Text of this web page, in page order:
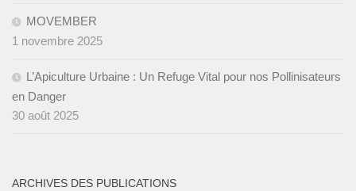
MOVEMBER
1 novembre 2025
L’Apiculture Urbaine : Un Refuge Vital pour nos Pollinisateurs
en Danger
30 août 2025
ARCHIVES DES PUBLICATIONS